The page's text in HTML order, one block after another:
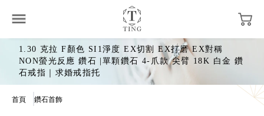
1.30 克拉 F顏色 SI1淨度 EX切割 EX打磨 EX對稱
NON螢光反應 鑽石 |單顆鑽石 4-爪款 尖臂 18K 白金 鑽
石戒指｜求婚戒指托
首頁 鑽石首飾